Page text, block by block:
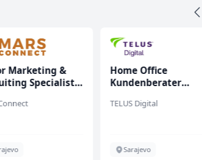
Marketing &
Specialist
Home Office
Kundenberater
TELUS Digital
Sarajevo